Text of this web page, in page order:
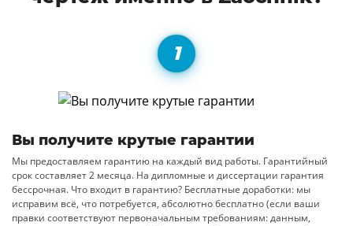
Вы получите крутые гарантии
Мы предоставляем гарантию на каждый вид работы. Гарантийный
срок составляет 2 месяца. На дипломные и диссертации гарантия
бессрочная. Что входит в гарантию? Бесплатные доработки: мы
исправим всё, что потребуется, абсолютно бесплатно (если ваши
правки соответствуют первоначальным требованиям: данным,